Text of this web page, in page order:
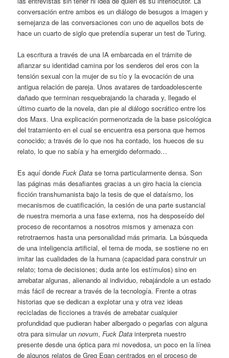
conversación entre ambos es un diálogo de besugos a imagen y
semejanza de las conversaciones con uno de aquellos bots de
hace un cuarto de siglo que pretendía superar un test de Turing.
La escritura a través de una IA embarcada en el trámite de
afianzar su identidad camina por los senderos del eros con la
tensión sexual con la mujer de su tío y la evocación de una
antigua relación de pareja. Unos avatares de tardoadolescente
dañado que terminan resquebrajando la charada y, llegado el
último cuarto de la novela, dan pie al diálogo socrático entre los
dos Maxs. Una explicación pormenorizada de la base psicológica
del tratamiento en el cual se encuentra esa persona que hemos
conocido; a través de lo que nos ha contado, los huecos de su
relato, lo que no sabía y ha emergido deformado…
Es aquí dondeFuck Data se torna particularmente densa. Son
las páginas más desafiantes gracias a un giro hacia la ciencia
ficción transhumanista bajo la tesis de que el dataísmo, los
mecanismos de cuatificación, la cesión de una parte sustancial
de nuestra memoria a una fase externa, nos ha desposeído del
proceso de recontarnos a nosotros mismos y amenaza con
retrotraernos hasta una personalidad más primaria. La búsqueda
de una inteligencia artificial, el tema de moda, se sostiene no en
imitar las cualidades de la humana (capacidad para construir un
relato; toma de decisiones; duda ante los estímulos) sino en
arrebatar algunas, alienando al individuo, rebajándole a un estado
más fácil de recrear a través de la tecnología. Frente a otras
historias que se dedican a explotar una y otra vez ideas
recicladas de ficciones a través de arrebatar cualquier
profundidad que pudieran haber albergado o pegarlas con alguna
otra para simular unnovum,Fuck Data interpreta nuestro
presente desde una óptica para mi novedosa, un poco en la línea
de algunos relatos de Greg Egan centrados en el proceso de